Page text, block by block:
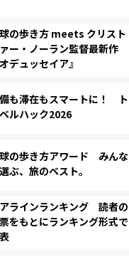
の歩き方 meets クリスト
ー・ノーラン監督最新作
オデュッセイア』
も滞在もスマートに！ ト
ルハック2026
の歩き方アワード みんな
ぶ、旅のベスト。
ラインランキング 読者の
をもとにランキング形式で